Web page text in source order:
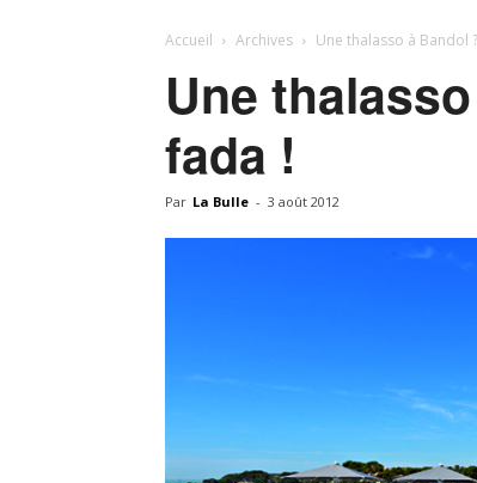
Accueil Archives Une thalasso à Bandol
Une
fada !
Par La Bulle - 3 août 2012